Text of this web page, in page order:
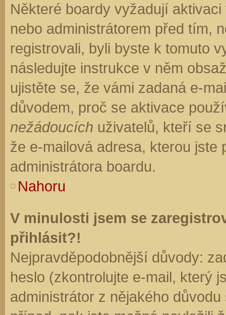
Některé boardy vyžadují
nebo administrátorem před tím,
registrovali, byli byste k tomuto
následujte instrukce v něm
ujistěte se, že vámi zadaná e-
důvodem, proč se aktivace
nežádoucích uživatelů, kteří se
že e-mailová adresa, kterou jste
administrátora boardu.
Nahoru
V minulosti jsem se
přihlásit?!
Nejpravděpodobnější důvody:
heslo (zkontrolujte e-mail, který
administrátor z nějakého